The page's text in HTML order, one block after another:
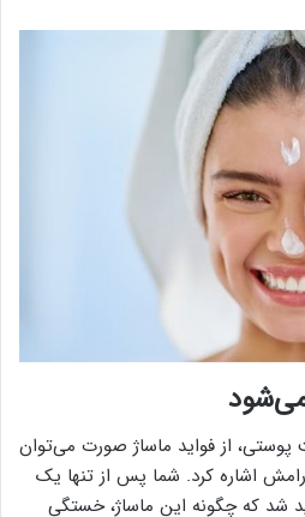
پوستی، از فواید ماساژ صورت می‌توان
اشاره کرد. شما پس از تنها یک
شد که چگونه این ماساژ، خستگی